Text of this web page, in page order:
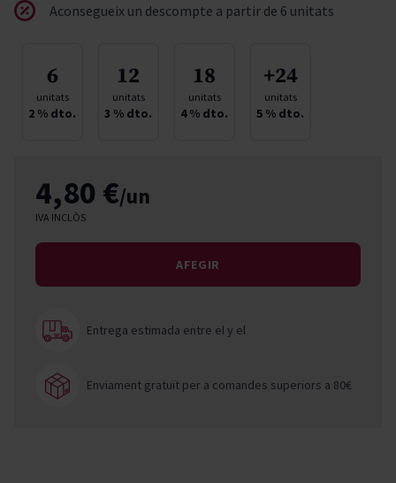
Aconsegueix un descompte a partir de 6 unitats
6
unitats
2 % dto.
12
unitats
3 % dto.
18
unitats
4% dto.
+24
unitats
5 % dto.
4,80 €/un
IVA INCLÒS
AFEGIR
Entrega estimada entre ely el
Enviament gratuït per a comandes superiors a 80€